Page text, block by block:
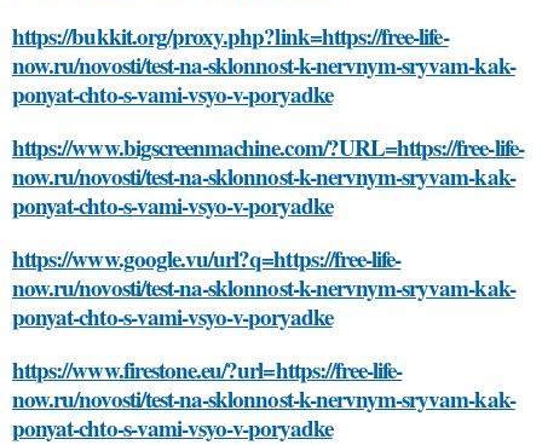
https://bukkit.org/proxy.php?link=https://free-life-
now.ru/novosti/test-na-sklonnost-k-nervnym-sryvam-kak-
ponyat-chto-s-vami-vsyo-v-poryadke
https://www.bigscreenmachine.com/?URL=https://free-life-
now.ru/novosti/test-na-sklonnost-k-nervnym-sryvam-kak-
ponyat-chto-s-vami-vsyo-v-poryadke
https://www.google.vu/url?q=https://free-life-
now.ru/novosti/test-na-sklonnost-k-nervnym-sryvam-kak-
ponyat-chto-s-vami-vsyo-v-poryadke
https://www.firestone.eu/?url=https://free-life-
now.ru/novosti/test-na-sklonnost-k-nervnym-sryvam-kak-
ponyat-chto-s-vami-vsyo-v-poryadke